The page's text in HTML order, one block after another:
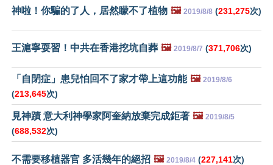
神啦！你騙的了人，居然矇不了植物 🖼️ 2019/8/8 (231,275次)
王滬寧耍習！中共在香港挖坑自葬 🖼️ 2019/8/7 (371,706次)
「自閉症」患兒怕回不了家才帶上這功能 🖼️ 2019/8/6
(213,645次)
見神蹟 意大利神學家阿奎納放棄完成鉅著 🖼️ 2019/8/5
(688,532次)
不需要移植器官 多活幾年的絕招 🖼️ 2019/8/4 (227,141次)